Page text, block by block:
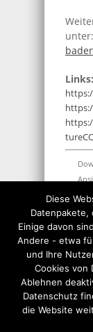
unter:
Links:
Diese
Datenpakete,
Einige davon
Andere - etwa
und Ihre
Cookies von
Ablehnen
Datenschutz
die Website